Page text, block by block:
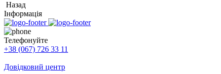
Назад
Інформація
Телефонуйте
+38 (067) 726 33 11
Довідковий центр